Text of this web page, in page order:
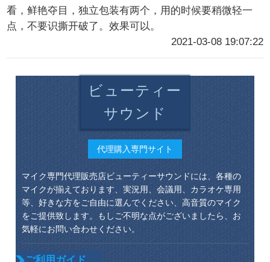
看，鲜艳夺目，独立包装有两个，用的时候要稍微轻一
点，不要识撕开破了。效果可以。
2021-03-08 19:07:22
ビューティー
サウンド
代理購入専門サイト
マイク専門代理販売店ビューティーサウンドには、各種の
マイクが揃えております、実況用、会議用、カラオケ専用
等、好きな方をご自由に選んでください、高音質のマイク
をご提供致します。もしご不明な点がございましたら、お
気軽にお問い合わせください。